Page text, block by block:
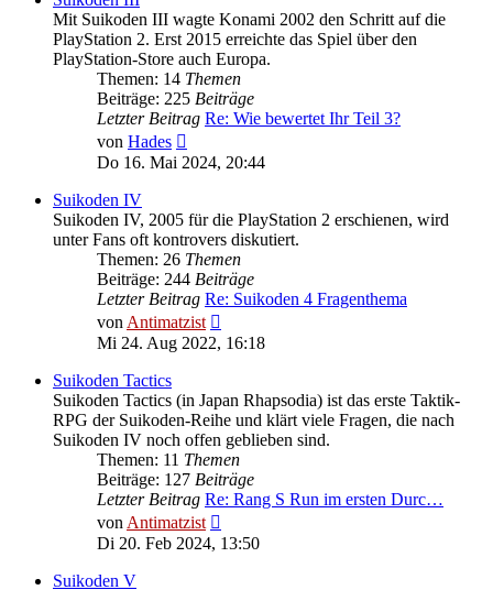
Mit Suikoden III wagte Konami 2002 den Schritt auf die
PlayStation 2. Erst 2015 erreichte das Spiel über den
PlayStation-Store auch Europa.
Themen: 14 Themen
Beiträge: 225 Beiträge
Letzter Beitrag Re: Wie bewertet Ihr Teil 3?
von Hades
Beitrag
Do 16. Mai 2024, 20:44
Suikoden IV
Suikoden IV, 2005 für die PlayStation 2 erschienen, wird
unter Fans oft kontrovers diskutiert.
Themen: 26 Themen
Beiträge: 244 Beiträge
Letzter Beitrag Re: Suikoden 4 Fragenthema
vonAntimatzist
Beitrag
Mi 24. Aug 2022, 16:18
Suikoden Tactics
Suikoden Tactics (in Japan Rhapsodia) ist das erste Taktik-
RPG der Suikoden-Reihe und klärt viele Fragen, die nach
Suikoden IV noch offen geblieben sind.
Themen: 11 Themen
Beiträge: 127 Beiträge
Letzter Beitrag Re: Rang S Run im ersten Durc…
vonAntimatzist
Beitrag
Di 20. Feb 2024, 13:50
Suikoden V